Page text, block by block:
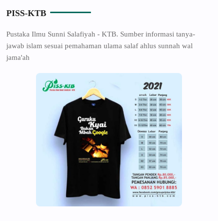
PISS-KTB
Pustaka Ilmu Sunni Salafiyah - KTB. Sumber informasi tanya-
jawab islam sesuai pemahaman ulama salaf ahlus sunnah wal
jama'ah